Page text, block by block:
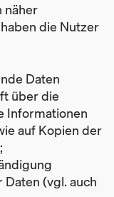
näher
die Nutzer
Daten
über die
Informationen
auf Kopien der
(vgl. auch